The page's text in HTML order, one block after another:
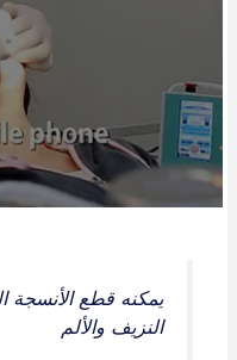
يمكنه قطع الأنسجة
النزيف والألم